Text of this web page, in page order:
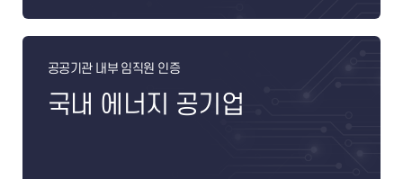
공공기관 내부 임직원 인증
국내 에너지 공기업